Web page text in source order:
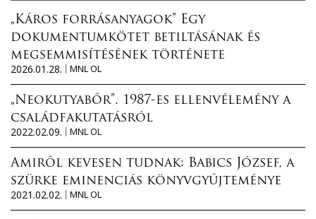
„Káros forrásanyagok” Egy
dokumentumkötet betiltásának és
megsemmisítésének története
2026.01.28.
MNL OL
„Neokutyabőr”. 1987-es ellenvélemény a
családfakutatásról
2022.02.09.
MNL OL
Amiről kevesen tudnak: Babics József, a
szürke eminenciás könyvgyűjteménye
2021.02.02.
MNL OL